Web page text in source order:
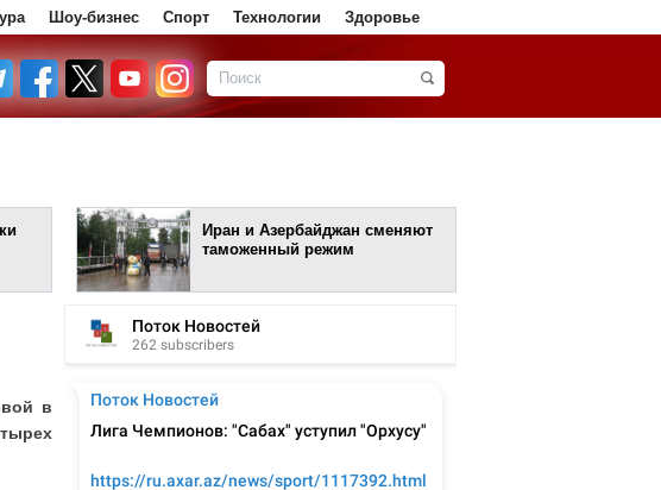
Шоу-бизнес Спорт Технологии Здоровье
Иран и Азербайджан сменяют
таможенный режим
в